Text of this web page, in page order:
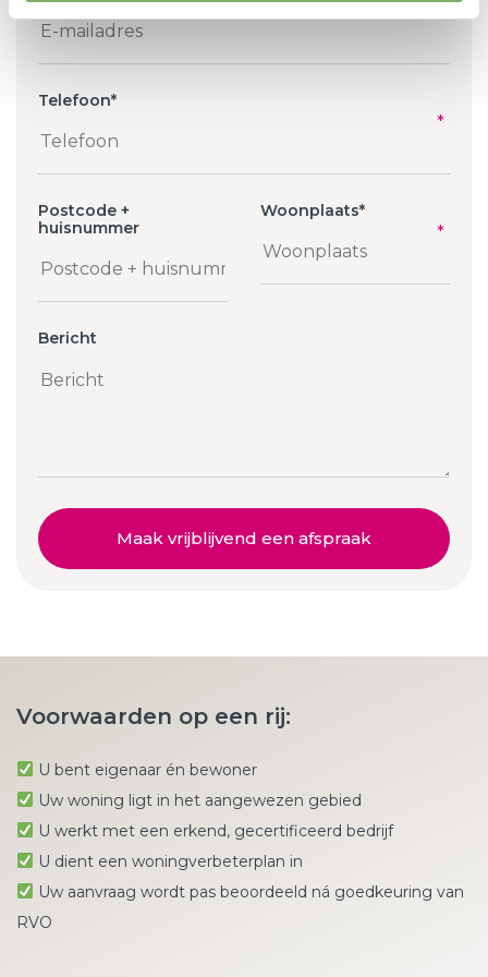
Telefoon*
Postcode +
huisnummer
Woonplaats*
Bericht
Maak vrijblijvend een afspraak
Voorwaarden op een rij:
U bent eigenaar én bewoner
Uw woning ligt in het aangewezen gebied
U werkt met een erkend, gecertificeerd bedrijf
U dient een woningverbeterplan in
Uw aanvraag wordt pas beoordeeld ná goedkeuring van
RVO